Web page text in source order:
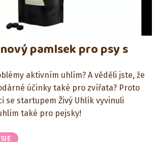
pamlsek pro psy s
aktivním uhlím? A věděli jste, že
účinky také pro zvířata? Proto
se startupem Živý Uhlík vyvinuli
také pro pejsky!